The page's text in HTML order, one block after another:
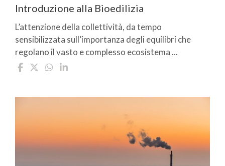
Introduzione alla Bioedilizia
L’attenzione della collettività, da tempo
sensibilizzata sull’importanza degli equilibri che
regolano il vasto e complesso ecosistema ...